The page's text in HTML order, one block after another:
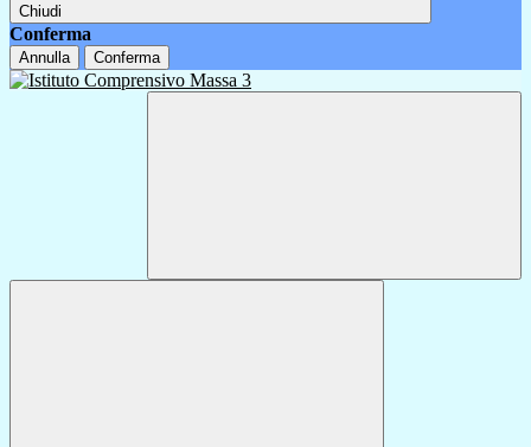
Chiudi
Conferma
Annulla Conferma